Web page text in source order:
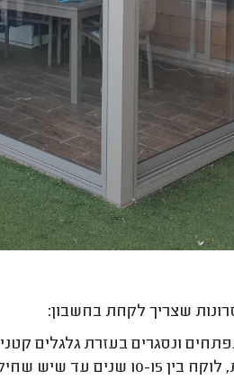
שצריך לקחת בחשבון:
ונסגרים בעזרת גלגלים
על המסילה שוחקת אותם. יחד עם